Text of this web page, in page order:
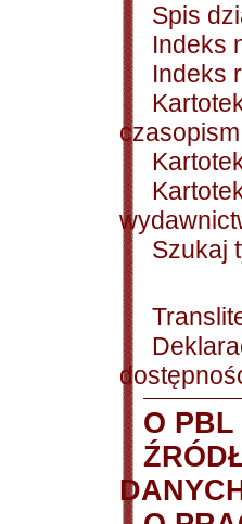
Spis
Indeks
Indeks
czasopism
Szukaj
O PBL